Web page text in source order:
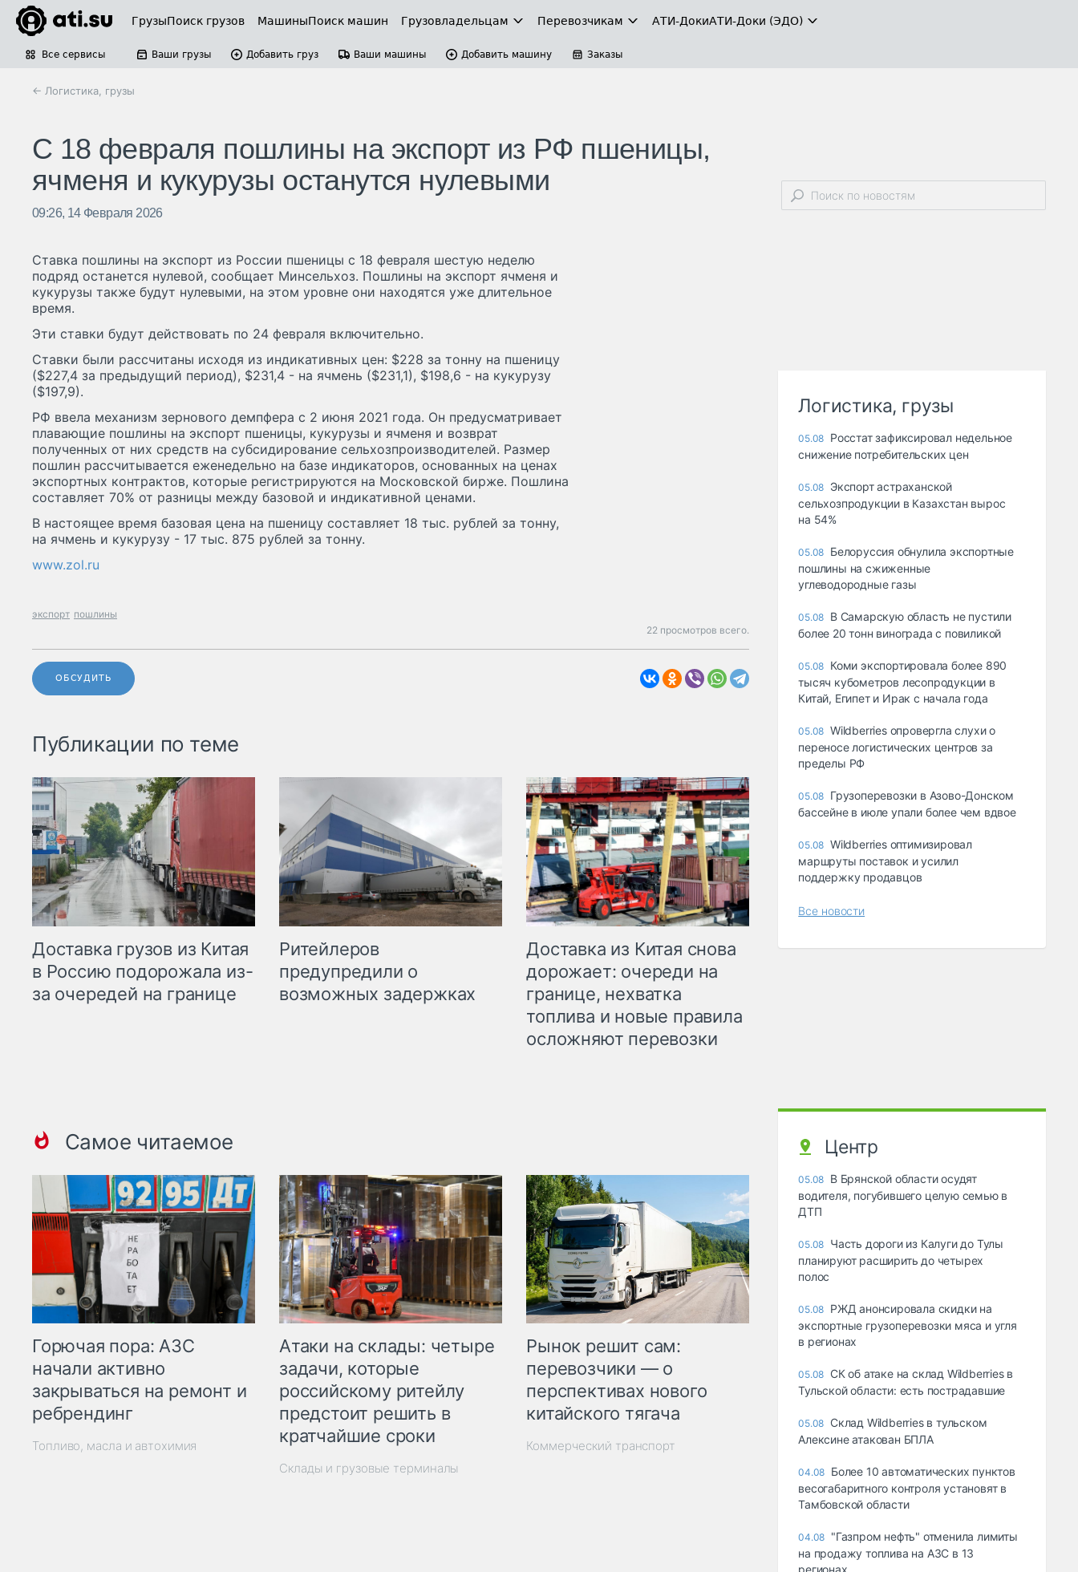
ГрузыПоиск грузов МашиныПоиск машин Грузовладельцам Перевозчикам АТИ-ДокиАТИ-Доки (ЭДО)
Все сервисы Ваши грузы Добавить груз Ваши машины Добавить машину Заказы
← Логистика, грузы
С 18 февраля пошлины на экспорт из РФ пшеницы,
ячменя и кукурузы останутся нулевыми
09:26, 14 Февраля 2026
Ставка пошлины на экспорт из России пшеницы с 18 февраля шестую неделю
подряд останется нулевой, сообщает Минсельхоз. Пошлины на экспорт ячменя и
кукурузы также будут нулевыми, на этом уровне они находятся уже длительное
время.
Эти ставки будут действовать по 24 февраля включительно.
Ставки были рассчитаны исходя из индикативных цен: $228 за тонну на пшеницу
($227,4 за предыдущий период), $231,4 - на ячмень ($231,1), $198,6 - на кукурузу
($197,9).
РФ ввела механизм зернового демпфера с 2 июня 2021 года. Он предусматривает
плавающие пошлины на экспорт пшеницы, кукурузы и ячменя и возврат
полученных от них средств на субсидирование сельхозпроизводителей. Размер
пошлин рассчитывается еженедельно на базе индикаторов, основанных на ценах
экспортных контрактов, которые регистрируются на Московской бирже. Пошлина
составляет 70% от разницы между базовой и индикативной ценами.
В настоящее время базовая цена на пшеницу составляет 18 тыс. рублей за тонну,
на ячмень и кукурузу - 17 тыс. 875 рублей за тонну.
www.zol.ru
экспорт пошлины
22 просмотров всего.
ОБСУДИТЬ
Публикации по теме
Доставка грузов из Китая
в Россию подорожала из-
за очередей на границе
Ритейлеров
предупредили о
возможных задержках
Доставка из Китая снова
дорожает: очереди на
границе, нехватка
топлива и новые правила
осложняют перевозки
Самое читаемое
Горючая пора: АЗС
начали активно
закрываться на ремонт и
ребрендинг
Топливо, масла и автохимия
Атаки на склады: четыре
задачи, которые
российскому ритейлу
предстоит решить в
кратчайшие сроки
Склады и грузовые терминалы
Рынок решит сам:
перевозчики — о
перспективах нового
китайского тягача
Коммерческий транспорт
Логистика, грузы
05.08 Росстат зафиксировал недельное
снижение потребительских цен
05.08 Экспорт астраханской
сельхозпродукции в Казахстан вырос
на 54%
05.08 Белоруссия обнулила экспортные
пошлины на сжиженные
углеводородные газы
05.08 В Самарскую область не пустили
более 20 тонн винограда с повиликой
05.08 Коми экспортировала более 890
тысяч кубометров лесопродукции в
Китай, Египет и Ирак с начала года
05.08 Wildberries опровергла слухи о
переносе логистических центров за
пределы РФ
05.08 Грузоперевозки в Азово-Донском
бассейне в июле упали более чем вдвое
05.08 Wildberries оптимизировал
маршруты поставок и усилил
поддержку продавцов
Все новости
Центр
05.08 В Брянской области осудят
водителя, погубившего целую семью в
ДТП
05.08 Часть дороги из Калуги до Тулы
планируют расширить до четырех
полос
05.08 РЖД анонсировала скидки на
экспортные грузоперевозки мяса и угля
в регионах
05.08 СК об атаке на склад Wildberries в
Тульской области: есть пострадавшие
05.08 Склад Wildberries в тульском
Алексине атакован БПЛА
04.08 Более 10 автоматических пунктов
весогабаритного контроля установят в
Тамбовской области
04.08 "Газпром нефть" отменила лимиты
на продажу топлива на АЗС в 13